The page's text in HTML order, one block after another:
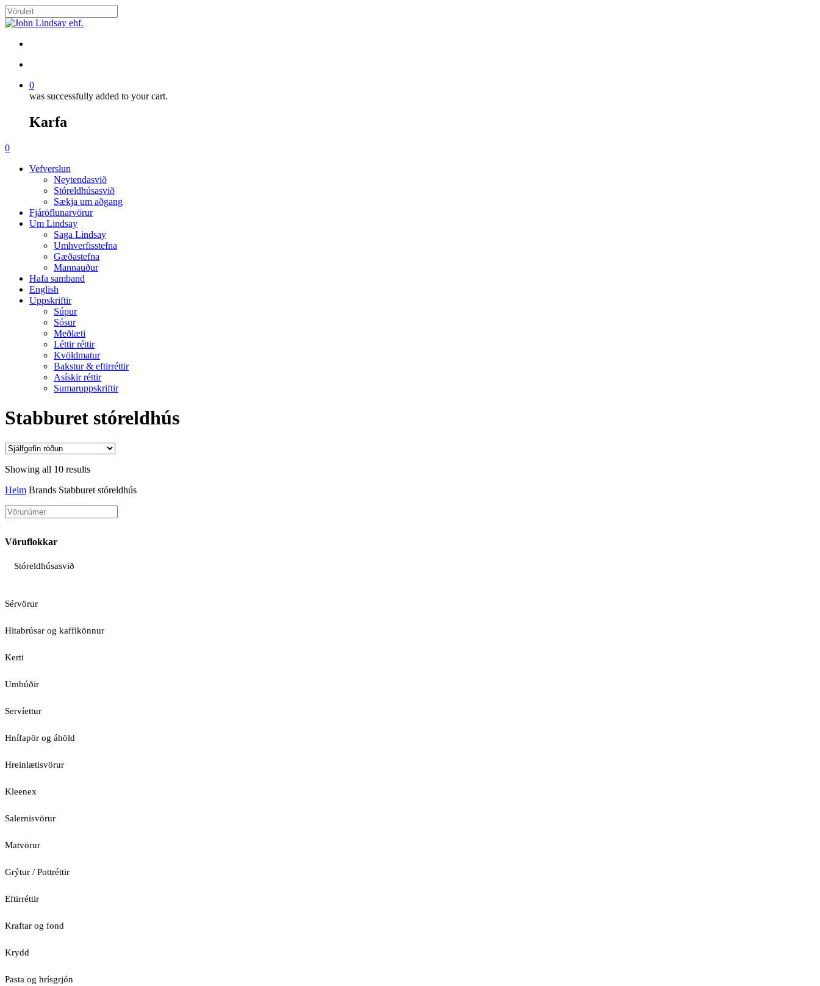
Skip
to
content
Close
0
was successfully added to your cart.
Karfa
Menu
search
account
0
Vefverslun
Neytendasvið
Stóreldhúsasvið
Sækja um aðgang
Fjáröflunarvörur
Um Lindsay
Saga Lindsay
Umhverfisstefna
Gæðastefna
Mannauður
Hafa samband
English
Uppskriftir
Súpur
Sósur
Meðlæti
Léttir réttir
Kvöldmatur
Bakstur & eftirréttir
Asískir réttir
Sumaruppskriftir
Stabburet stóreldhús
Showing all 10 results
Heim Brands Stabburet stóreldhús
Vöruflokkar
Stóreldhúsasvið
Sérvörur
Hitabrúsar og kaffikönnur
Kerti
Umbúðir
Servíettur
Hnífapör og áhöld
Hreinlætisvörur
Kleenex
Salernisvörur
Matvörur
Grýtur / Pottréttir
Eftirréttir
Kraftar og fond
Krydd
Pasta og hrísgrjón